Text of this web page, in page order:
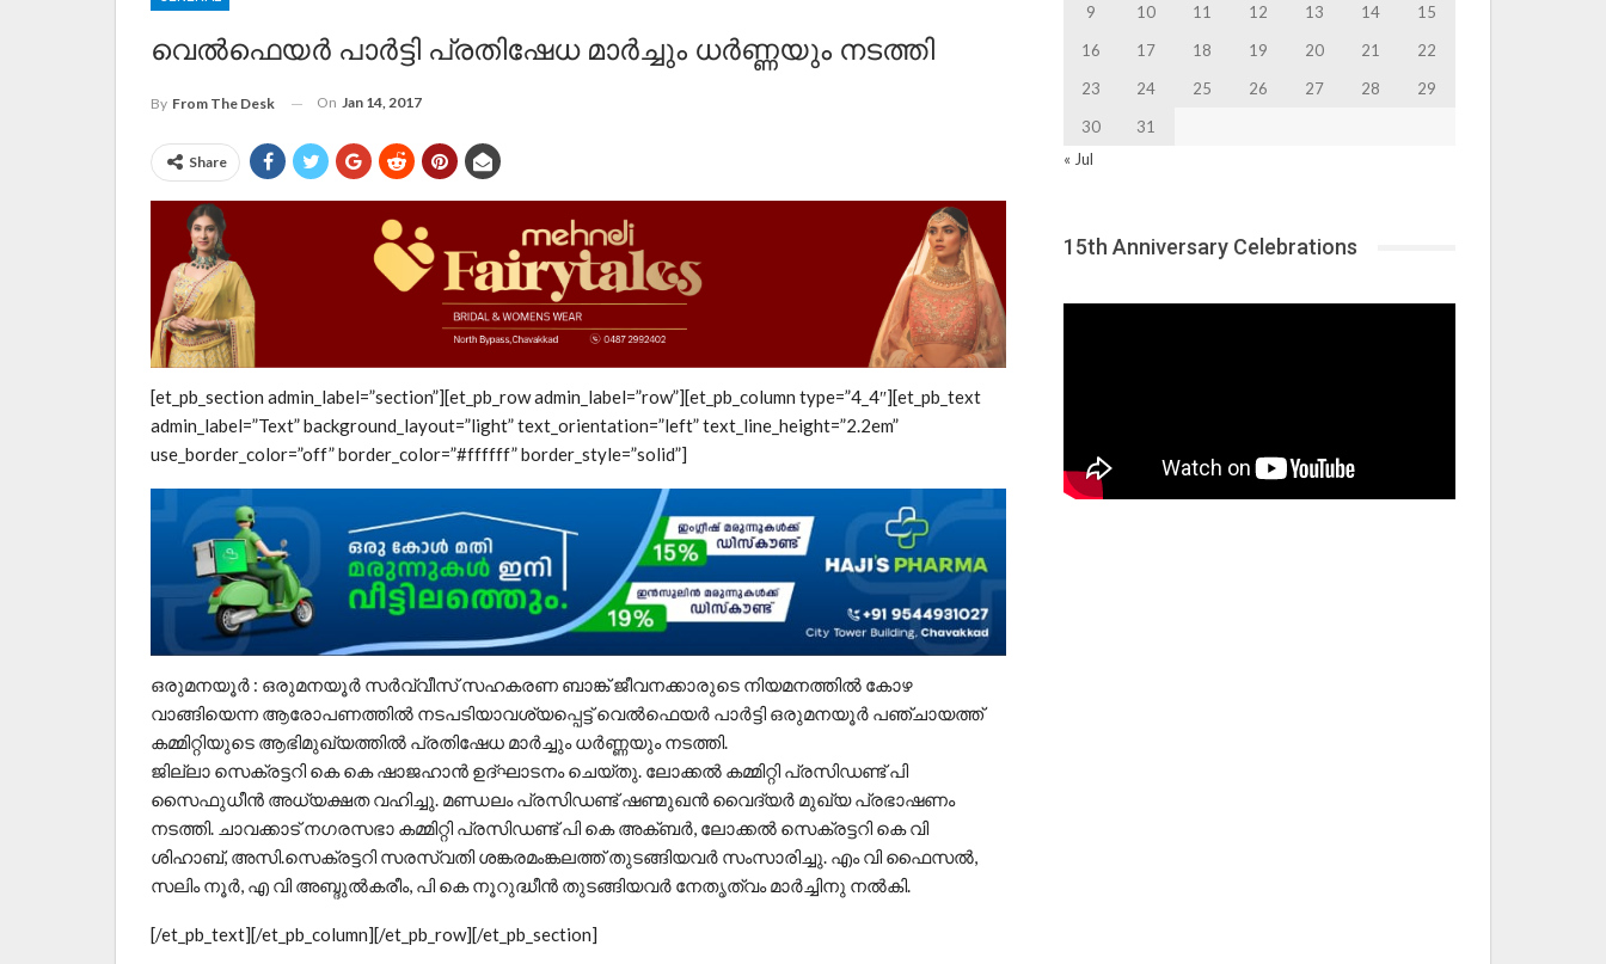
വെല്‍ഫെയര്‍ പാര്‍ട്ടി പ്രതിഷേധ മാര്‍ച്ചും ധര്‍ണ്ണയും നടത്തി
By From The Desk On Jan 14, 2017
Share
[et_pb_section admin_label=”section”][et_pb_row admin_label=”row”][et_pb_column type=”4_4″][et_pb_text
admin_label=”Text” background_layout=”light” text_orientation=”left” text_line_height=”2.2em”
use_border_color=”off” border_color=”#ffffff” border_style=”solid”]
ഒരുമനയൂര്‍ : ഒരുമനയൂര്‍ സര്‍വ്വീസ് സഹകരണ ബാങ്ക് ജീവനക്കാരുടെ നിയമനത്തില്‍ കോഴ
വാങ്ങിയെന്ന ആരോപണത്തില്‍ നടപടിയാവശ്യപ്പെട്ട് വെല്‍ഫെയര്‍ പാര്‍ട്ടി ഒരുമനയൂര്‍ പഞ്ചായത്ത്
കമ്മിറ്റിയുടെ ആഭിമുഖ്യത്തില്‍ പ്രതിഷേധ മാര്‍ച്ചും ധര്‍ണ്ണയും നടത്തി.
ജില്ലാ സെക്രട്ടറി കെ കെ ഷാജഹാന്‍ ഉദ്ഘാടനം ചെയ്തു. ലോക്കല്‍ കമ്മിറ്റി പ്രസിഡണ്ട് പി
സൈഫുധീന്‍ അധ്യക്ഷത വഹിച്ചു. മണ്ഡലം പ്രസിഡണ്ട് ഷണ്മുഖന്‍ വൈദ്യര്‍ മുഖ്യ പ്രഭാഷണം
നടത്തി. ചാവക്കാട് നഗരസഭാ കമ്മിറ്റി പ്രസിഡണ്ട് പി കെ അക്ബര്‍, ലോക്കല്‍ സെക്രട്ടറി കെ വി
ശിഹാബ്, അസി.സെക്രട്ടറി സരസ്വതി ശങ്കരമംങ്കലത്ത് തുടങ്ങിയവര്‍ സംസാരിച്ചു. എം വി ഫൈസല്‍,
സലിം നൂര്‍, എ വി അബ്ദുല്‍കരീം, പി കെ നൂറുദ്ധീന്‍ തുടങ്ങിയവര്‍ നേതൃത്വം മാര്‍ച്ചിനു നല്‍കി.
[/et_pb_text][/et_pb_column][/et_pb_row][/et_pb_section]
9
10 11 12 13 14
15
16
17 18 19 20 21
22
23
24 25 26 27 28
29
30
31
« Jul
15th Anniversary Celebrations